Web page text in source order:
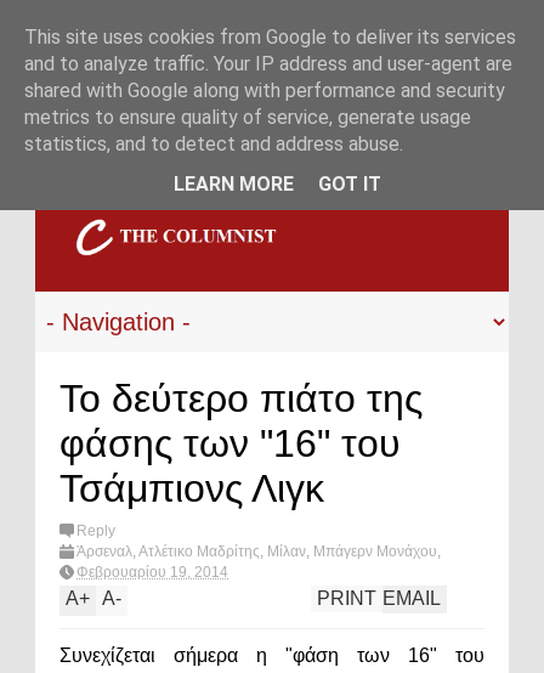
Το δεύτερο πιάτο της
φάσης των "16" του
Τσάμπιονς Λιγκ
Reply
Άρσεναλ,Ατλέτικο Μαδρίτης, Μίλαν, Μπάγερν Μονάχου,
ποδόσφαιρο, φάση των 16
Notables
Φεβρουαρίου 19, 2014
A+ A- EMAIL
PRINT
Συνεχίζεται σήμερα η "φάση των 16" του
This site uses cookies from Google to deliver its services
and to analyze traffic. Your IP address and user-agent are
shared with Google along with performance and security
metrics to ensure quality of service, generate usage
statistics, and to detect and address abuse.
LEARN MORE
GOT IT